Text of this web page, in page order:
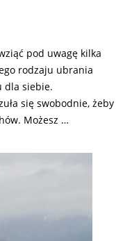
pod uwagę kilka
rodzaju ubrania
dla siebie.
się swobodnie, żeby
Możesz …